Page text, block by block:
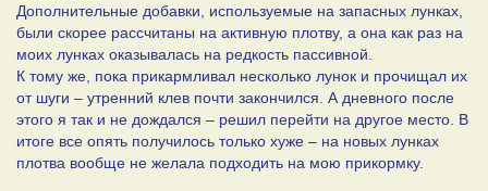
Дополнительные добавки, используемые на запасных лунках,
были скорее рассчитаны на активную плотву, а она как раз на
моих лунках оказывалась на редкость пассивной.
К тому же, пока прикармливал несколько лунок и прочищал их
от шуги – утренний клев почти закончился. А дневного после
этого я так и не дождался – решил перейти на другое место. В
итоге все опять получилось только хуже – на новых лунках
плотва вообще не желала подходить на мою прикормку.